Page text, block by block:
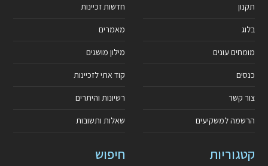
תקנון
בלוג
מומחים עונים
כנסים
צור קשר
הרשמה למשקיעים
חדשות זכיינות
מאמרים
מילון מושגים
קוד אתי לזכיינות
רשיונות והיתרים
שאלות ותשובות
קטגוריות חיפוש